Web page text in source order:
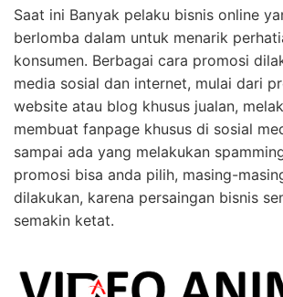
Saat ini Banyak pelaku bisnis online
berlomba dalam untuk menarik
konsumen. Berbagai cara promosi
media sosial dan internet, mulai dari
website atau blog khusus jualan,
membuat fanpage khusus di sosial
sampai ada yang melakukan
promosi bisa anda pilih, masing-
dilakukan, karena persaingan bisnis
semakin ketat.